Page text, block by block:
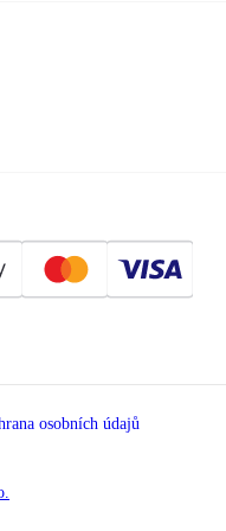
osobních údajů